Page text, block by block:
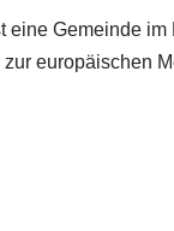
eine Gemeinde
zur europäischen